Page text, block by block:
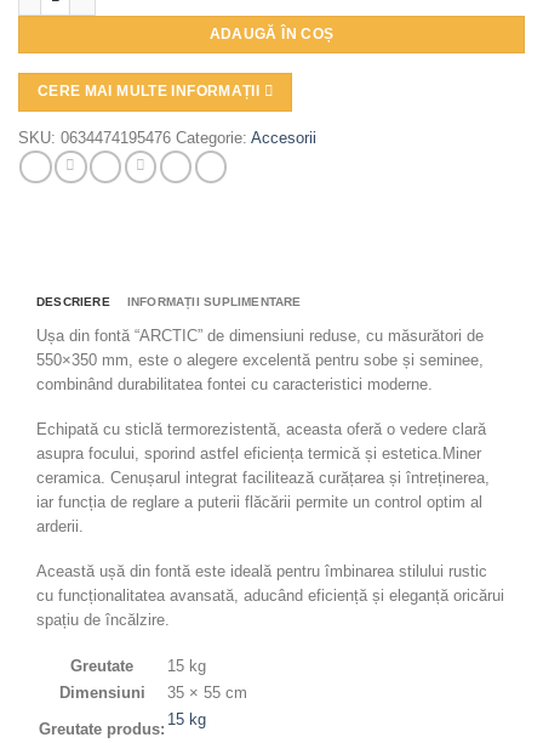
ADAUGĂ ÎN COȘ
CERE MAI MULTE INFORMAȚII
SKU: 0634474195476 Categorie: Accesorii
DESCRIERE INFORMAȚII SUPLIMENTARE
Ușa din fontă “ARCTIC” de dimensiuni reduse, cu măsurători de
550×350 mm, este o alegere excelentă pentru sobe și seminee,
combinând durabilitatea fontei cu caracteristici moderne.
Echipată cu sticlă termorezistentă, aceasta oferă o vedere clară
asupra focului, sporind astfel eficiența termică și estetica.Miner
ceramica. Cenușarul integrat facilitează curățarea și întreținerea,
iar funcția de reglare a puterii flăcării permite un control optim al
arderii.
Această ușă din fontă este ideală pentru îmbinarea stilului rustic
cu funcționalitatea avansată, aducând eficiență și eleganță oricărui
spațiu de încălzire.
Greutate
15 kg
Dimensiuni
35 × 55 cm
Greutate produs:
15 kg